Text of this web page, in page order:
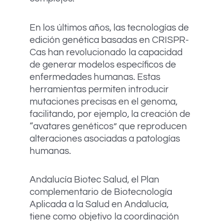
En los últimos años, las tecnologías de
edición genética basadas en CRISPR-
Cas han revolucionado la capacidad
de generar modelos específicos de
enfermedades humanas. Estas
herramientas permiten introducir
mutaciones precisas en el genoma,
facilitando, por ejemplo, la creación de
“avatares genéticos” que reproducen
alteraciones asociadas a patologías
humanas.
Andalucía Biotec Salud, el Plan
complementario de Biotecnología
Aplicada a la Salud en Andalucía,
tiene como objetivo la coordinación